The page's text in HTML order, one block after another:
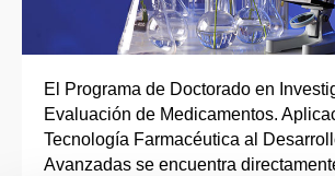
El Programa de Doctorado en
Evaluación de Medicamentos.
Tecnología Farmacéutica al
Avanzadas se encuentra